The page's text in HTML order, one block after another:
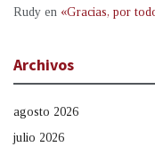
Rudy en «Gracias, por
Archivos
agosto 2026
julio 2026